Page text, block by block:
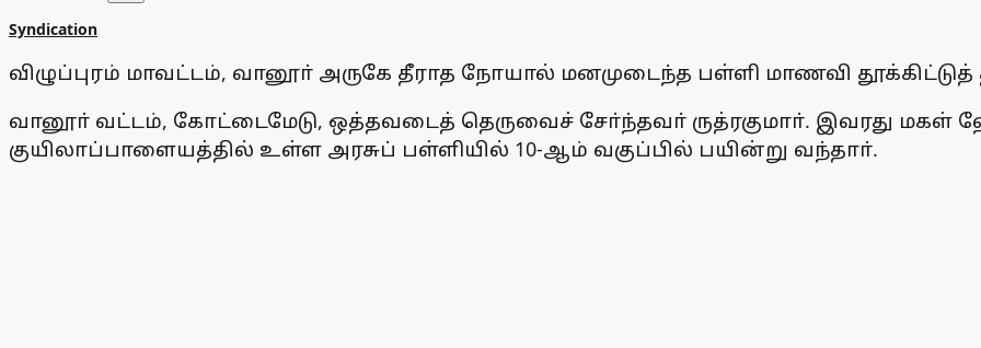
Syndication
விழுப்புரம் மாவட்டம், வானூா் அருகே தீராத நோயால் மனமுடைந்த பள்ளி மாணவி
வானூா் வட்டம், கோட்டைமேடு, ஒத்தவடைத் தெருவைச் சோ்ந்தவா் ருத்ரகுமாா். இவரது மகள்
குயிலாப்பாளையத்தில் உள்ள அரசுப் பள்ளியில் 10-ஆம் வகுப்பில் பயின்று வந்தாா்.